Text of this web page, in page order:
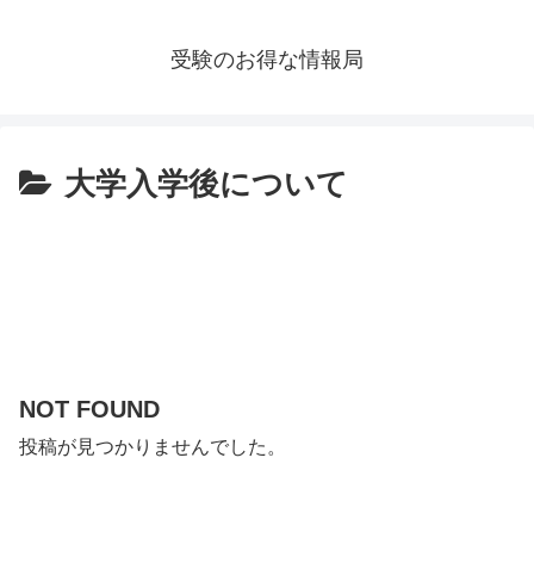
受験のお得な情報局
大学入学後について
NOT FOUND
投稿が見つかりませんでした。